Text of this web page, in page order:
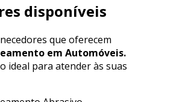
disponíveis
que oferecem
em Automóveis.
ideal para atender às suas